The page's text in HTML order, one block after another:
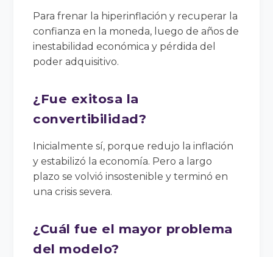
Para frenar la hiperinflación y recuperar la
confianza en la moneda, luego de años de
inestabilidad económica y pérdida del
poder adquisitivo.
¿Fue exitosa la
convertibilidad?
Inicialmente sí, porque redujo la inflación
y estabilizó la economía. Pero a largo
plazo se volvió insostenible y terminó en
una crisis severa.
¿Cuál fue el mayor problema
del modelo?